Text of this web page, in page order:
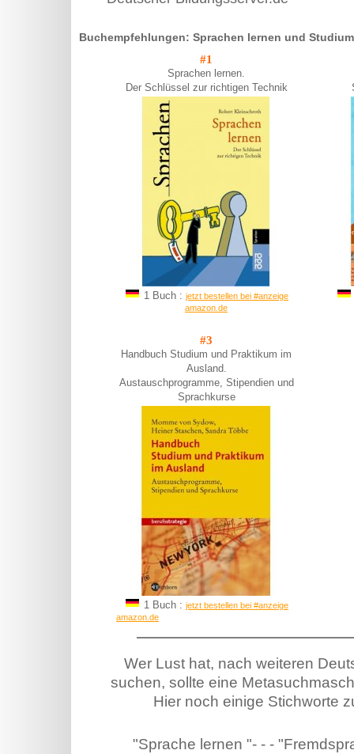
Buchempfehlungen: Sprachen lernen und Studium
#1
Sprachen lernen.
Der Schlüssel zur richtigen Technik
1 Buch : jetzt bestellen bei #anzeige
amazon.de
#3
Handbuch Studium und Praktikum im
Ausland.
Austauschprogramme, Stipendien und
Sprachkurse
1 Buch : jetzt bestellen bei #anzeige
amazon.de
Wer Lust hat, nach weiteren
suchen, sollte eine
Hier noch einige Stichworte
"Sprache lernen "- - -